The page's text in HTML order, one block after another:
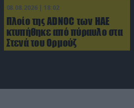
08.08.2026 | 18:02
Πλοίο της ADNOC των ΗΑΕ
κτυπήθηκε από πύραυλο στα
Στενά του Ορμούζ